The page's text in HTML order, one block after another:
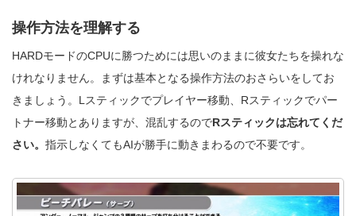
操作方法を理解する
HARDモードのCPUに勝つためには思いのままに彼女たちを操れな
けれなりません。まずは基本となる操作方法のおさらいをしてお
きましょう。Lスティックでプレイヤー移動、Rスティックでパー
トナー移動とありますが、混乱するのでRスティックは忘れてくだ
さい。 指示しなくてもAIが勝手に動きまわるので不要です。